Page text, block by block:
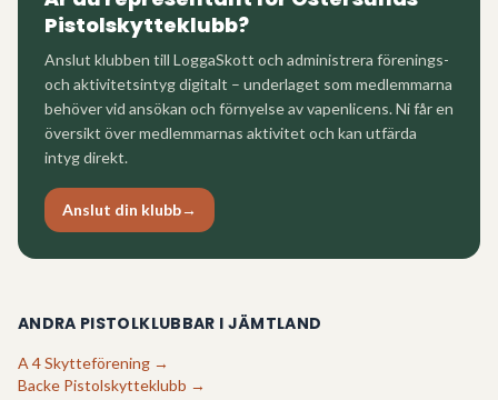
Pistolskytteklubb?
Anslut klubben till LoggaSkott och administrera förenings-
och aktivitetsintyg digitalt – underlaget som medlemmarna
behöver vid ansökan och förnyelse av vapenlicens. Ni får en
översikt över medlemmarnas aktivitet och kan utfärda
intyg direkt.
Anslut din klubb→
ANDRA PISTOLKLUBBAR I JÄMTLAND
A 4 Skytteförening →
Backe Pistolskytteklubb →